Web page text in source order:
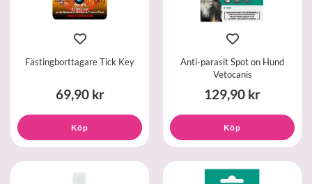
Fästingborttagare Tick Key
69,90 kr
Köp
Anti-parasit Spot on Hund
Vetocanis
129,90 kr
Köp